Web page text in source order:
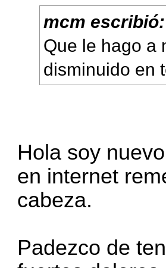
mcm escribió:
Que le hago a
disminuido en
Hola soy
en internet
cabeza.
Padezco de